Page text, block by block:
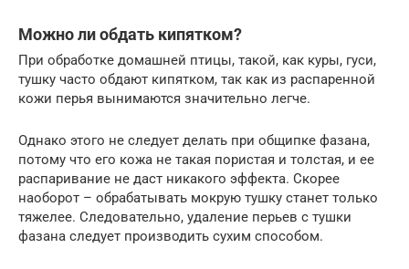
Можно ли обдать кипятком?
При обработке домашней птицы, такой, как куры, гуси,
тушку часто обдают кипятком, так как из распаренной
кожи перья вынимаются значительно легче.
Однако этого не следует делать при общипке фазана,
потому что его кожа не такая пористая и толстая, и ее
распаривание не даст никакого эффекта. Скорее
наоборот – обрабатывать мокрую тушку станет только
тяжелее. Следовательно, удаление перьев с тушки
фазана следует производить сухим способом.